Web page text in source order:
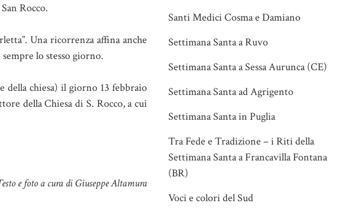
Rocco.
Una ricorrenza affina anche
lo stesso giorno.
chiesa) il giorno 13 febbraio
della Chiesa di S. Rocco, a cui
e foto a cura di Giuseppe Altamura
Santi Medici Cosma e Damiano
Settimana Santa a Ruvo
Settimana Santa a Sessa Aurunca (CE)
Settimana Santa ad Agrigento
Settimana Santa in Puglia
Tra Fede e Tradizione – i Riti della
Settimana Santa a Francavilla Fontana
(BR)
Voci e colori del Sud